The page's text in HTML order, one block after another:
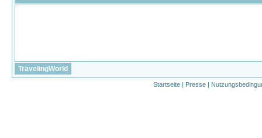
TravelingWorld
Startseite | Presse |